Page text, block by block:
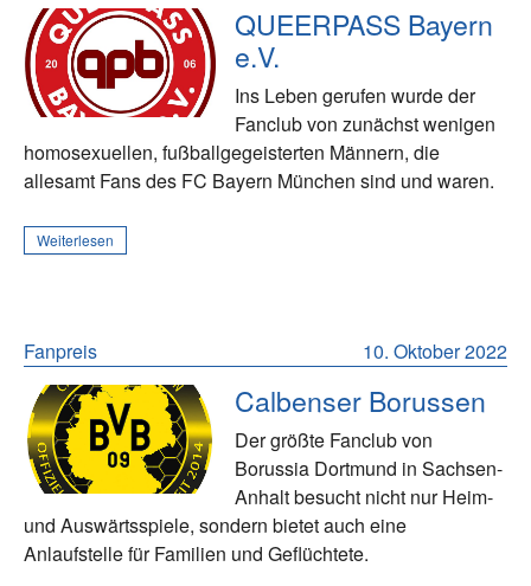
QUEERPASS Bayern
e.V.
Ins Leben gerufen wurde der
Fanclub von zunächst wenigen
homosexuellen, fußballgegeisterten Männern, die
allesamt Fans des FC Bayern München sind und waren.
Weiterlesen
10. Oktober 2022
Fanpreis
Calbenser Borussen
Der größte Fanclub von
Borussia Dortmund in Sachsen-
Anhalt besucht nicht nur Heim-
und Auswärtsspiele, sondern bietet auch eine
Anlaufstelle für Familien und Geflüchtete.